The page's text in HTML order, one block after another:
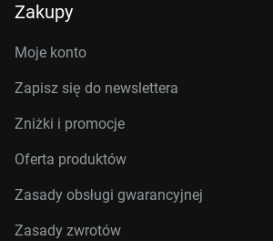
Zakupy
Moje konto
Zapisz się do newslettera
Zniżki i promocje
Oferta produktów
Zasady obsługi gwarancyjnej
Zasady zwrotów